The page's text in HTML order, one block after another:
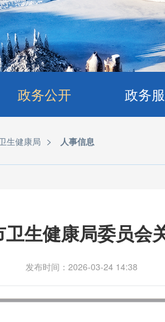
政务公开 政务
生健康局 > 人事信息
生健康局委员会
发布时间：2026-03-24 14:38